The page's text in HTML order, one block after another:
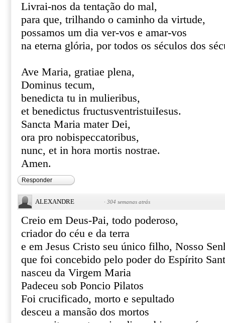
Livrai-nos da tentação do mal,
para que, trilhando o caminho da virtude,
possamos um dia ver-vos e amar-vos
na eterna glória, por todos os séculos dos
Ave Maria, gratiae plena,
Dominus tecum,
benedicta tu in mulieribus,
et benedictus fructusventristuiIesus.
Sancta Maria mater Dei,
ora pro nobispeccatoribus,
nunc, et in hora mortis nostrae.
Amen.
Responder
ALEXANDRE · 304 semanas atrás
Creio em Deus-Pai, todo poderoso,
criador do céu e da terra
e em Jesus Cristo seu único filho, Nosso
que foi concebido pelo poder do Espírito
nasceu da Virgem Maria
Padeceu sob Poncio Pilatos
Foi crucificado, morto e sepultado
desceu a mansão dos mortos